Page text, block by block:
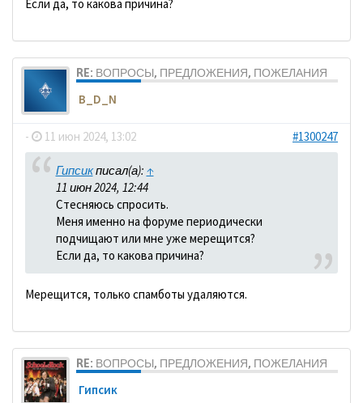
Если да, то какова причина?
RE: ВОПРОСЫ, ПРЕДЛОЖЕНИЯ, ПОЖЕЛАНИЯ
B_D_N
- 11 июн 2024, 13:02 #1300247
Гипсикписал(а): ↑
11 июн 2024, 12:44
Стесняюсь спросить.
Меня именно на форуме периодически
подчищают или мне уже мерещится?
Если да, то какова причина?
Мерещится, только спамботы удаляются.
RE: ВОПРОСЫ, ПРЕДЛОЖЕНИЯ, ПОЖЕЛАНИЯ
Гипсик